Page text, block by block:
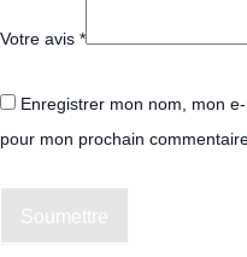
Votre avis *
Enregistrer mon nom, mon
pour mon prochain
Soumettre